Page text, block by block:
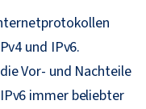
und IPv6.
Vor- und Nachteile
immer beliebter